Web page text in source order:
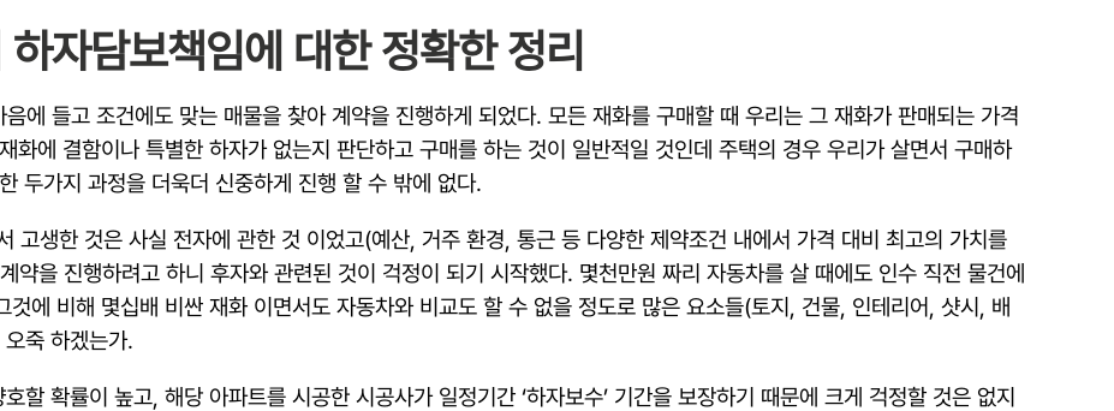
자담보책임에 대한 정확한 정리
에 들고 조건에도 맞는 매물을 찾아 계약을 진행하게 되었다. 모든 재화를 구매할 때 우리는 그 재화가 판매되는 가격
화에 결함이나 특별한 하자가 없는지 판단하고 구매를 하는 것이 일반적일 것인데 주택의 경우 우리가 살면서 구매하
두가지 과정을 더욱더 신중하게 진행 할 수 밖에 없다.
고생한 것은 사실 전자에 관한 것 이었고(예산, 거주 환경, 통근 등 다양한 제약조건 내에서 가격 대비 최고의 가치를
약을 진행하려고 하니 후자와 관련된 것이 걱정이 되기 시작했다. 몇천만원 짜리 자동차를 살 때에도 인수 직전 물건에
에 비해 몇십배 비싼 재화 이면서도 자동차와 비교도 할 수 없을 정도로 많은 요소들(토지, 건물, 인테리어, 샷시, 배
죽 하겠는가.
할 확률이 높고, 해당 아파트를 시공한 시공사가 일정기간 ‘하자보수’ 기간을 보장하기 때문에 크게 걱정할 것은 없지